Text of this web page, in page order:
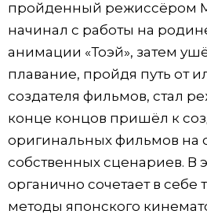
пройденный режиссёром
начинал с работы на
анимации «Тоэй», затем
плавание, пройдя путь от
создателя фильмов, стал
конце концов пришёл к
оригинальных фильмов на
собственных сценариев. В
органично сочетает в
методы японского